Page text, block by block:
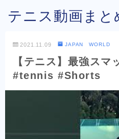
テニス動画まと
2021.11.09 JAPAN WORLD
【テニス】最強スマ
#tennis #Shorts